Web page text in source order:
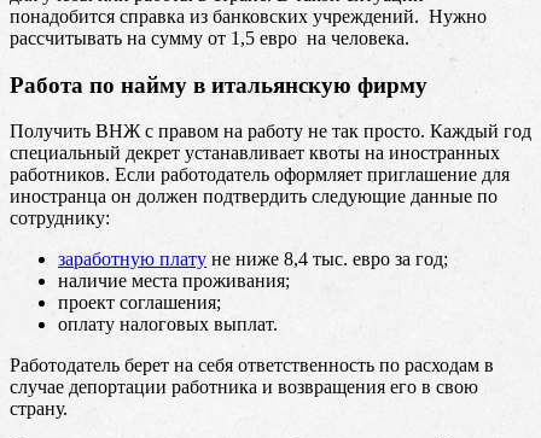
понадобится справка из банковских учреждений. Нужно
рассчитывать на сумму от 1,5 евро на человека.
Работа по найму в итальянскую фирму
Получить ВНЖ с правом на работу не так просто. Каждый год
специальный декрет устанавливает квоты на иностранных
работников. Если работодатель оформляет приглашение для
иностранца он должен подтвердить следующие данные по
сотруднику:
заработную плату не ниже 8,4 тыс. евро за год;
наличие места проживания;
проект соглашения;
оплату налоговых выплат.
Работодатель берет на себя ответственность по расходам в
случае депортации работника и возвращения его в свою
страну.